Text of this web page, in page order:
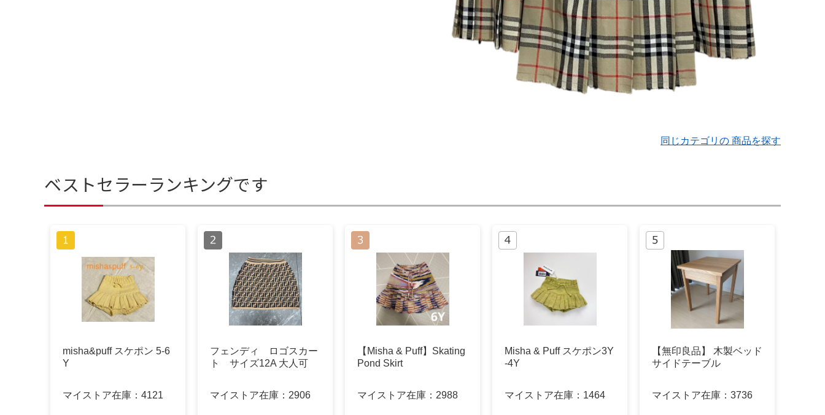
同じカテゴリの 商品を探す
ベストセラーランキングです
misha&puff スケポン 5-6
Y
マイストア在庫： 4121
フェンディ ロゴスカー
ト サイズ12A 大人可
マイストア在庫： 2906
【Misha & Puff】Skating
Pond Skirt
マイストア在庫： 2988
Misha & Puff スケポン3Y
-4Y
マイストア在庫： 1464
【無印良品】 木製ベッド
サイドテーブル
マイストア在庫： 3736